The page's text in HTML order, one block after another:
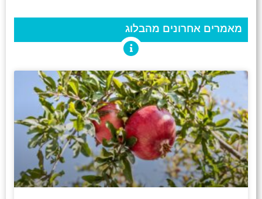
מאמרים אחרונים מהבלוג